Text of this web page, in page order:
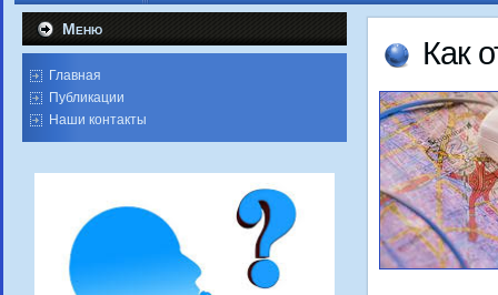
Меню
Главная
Публикации
Наши контакты
Как